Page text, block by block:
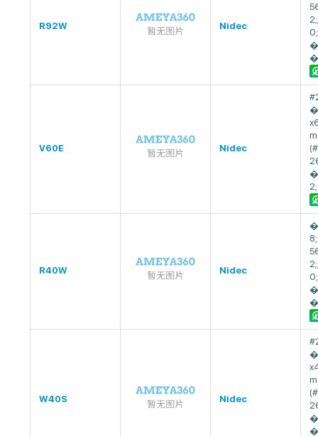
R92W Nidec
V60E Nidec
2;
R40W Nidec
W40S Nidec